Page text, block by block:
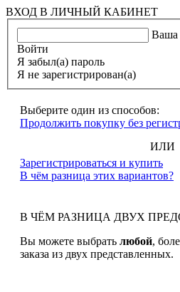
ВХОД В ЛИЧНЫЙ КАБИНЕТ
Ваша
Войти
Я забыл(а) пароль
Я не зарегистрирован(а)
Выберите один из способов:
Продолжить покупку без
ИЛИ
Зарегистрироваться и купить
В чём разница этих вариантов?
В ЧЁМ РАЗНИЦА ДВУХ
Вы можете выбрать любой,
заказа из двух представленных.